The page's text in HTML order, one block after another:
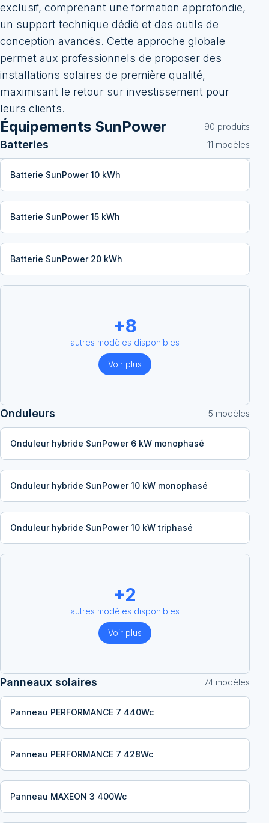
exclusif, comprenant une formation approfondie,
un support technique dédié et des outils de
conception avancés. Cette approche globale
permet aux professionnels de proposer des
installations solaires de première qualité,
maximisant le retour sur investissement pour
leurs clients.
Équipements SunPower 90 produits
Batteries 11 modèles
Batterie SunPower 10 kWh
Batterie SunPower 15 kWh
Batterie SunPower 20 kWh
+8
autres modèles disponibles
Voir plus
Onduleurs 5 modèles
Onduleur hybride SunPower 6 kW monophasé
Onduleur hybride SunPower 10 kW monophasé
Onduleur hybride SunPower 10 kW triphasé
+2
autres modèles disponibles
Voir plus
Panneaux solaires 74 modèles
Panneau PERFORMANCE 7 440Wc
Panneau PERFORMANCE 7 428Wc
Panneau MAXEON 3 400Wc